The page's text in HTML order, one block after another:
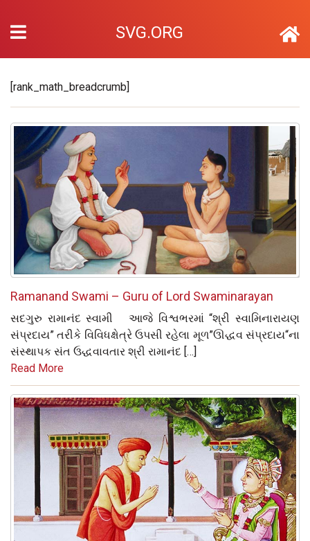
SVG.ORG
[rank_math_breadcrumb]
Ramanand Swami – Guru of Lord Swaminarayan
સદગુરુ રામાનંદ સ્વામી આજે વિશ્વભરમાં “શ્રી સ્વામિનારાયણ
સંપ્રદાય” તરીકે વિવિધક્ષેત્રે ઉપસી રહેલા મૂળ”ઊદ્ધવ સંપ્રદાય“ના
સંસ્થાપક સંત ઉદ્ધવાવતાર શ્રી રામાનંદ […]
Read More